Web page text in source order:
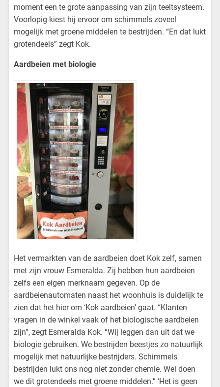
moment een te grote aanpassing van zijn teeltsysteem.
Voorlopig kiest hij ervoor om schimmels zoveel
mogelijk met groene middelen te bestrijden. “En dat lukt
grotendeels” zegt Kok.
Aardbeien met biologie
Het vermarkten van de aardbeien doet Kok zelf, samen
met zijn vrouw Esmeralda. Zij hebben hun aardbeien
zelfs een eigen merknaam gegeven. Op de
aardbeienautomaten naast het woonhuis is duidelijk te
zien dat het hier om ‘Kok aardbeien’ gaat. “Klanten
vragen in de winkel vaak of het biologische aardbeien
zijn”, zegt Esmeralda Kok. “Wij leggen dan uit dat we
biologie gebruiken. We bestrijden beestjes zo natuurlijk
mogelijk met natuurlijke bestrijders. Schimmels
bestrijden lukt ons nog niet zonder chemie. Wel doen
we dit grotendeels met groene middelen.” ‘Het is geen